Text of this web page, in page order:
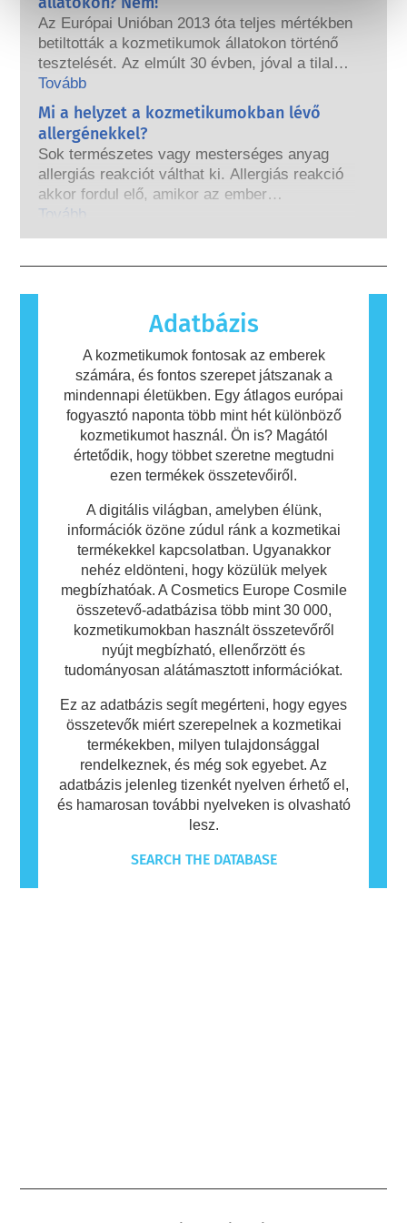
megzavarja endokrin rendszerünket. Sok
anyag, köztük a természetesek is,
utánozhatják a hormonok tulajdonságait, de
nagyon kevés ezek közt, többnyire az erős
gyógyszerek, melyeknél valaha is kimutatták,
hogy zavart okoznak az endokrin
rendszerben. A minősített, tudományos
szakértők által elvégzett szigorú
termékbiztonsági értékelések, amelyeket a
vállalatoknak törvényileg kötelesek elvégezni,
lefedik az összes lehetséges kockázatot,
Az Európai Unióban 2013 óta teljes mértékben
betiltották a kozmetikumok állatokon történő
tesztelését. Az elmúlt 30 évben, jóval a tilalom
hatályba lépése előtt, a kozmetikai és
testápolási ipar kutatásba és fejlesztésbe
fogott, hogy úttörő szerepet töltsön be az
állatkísérleti eszközök alternatíváinak
fejlesztésébe, hogy értékelhesse a kozmetikai
összetevők és termékek biztonságosságát.
Tovább
Mi a helyzet a kozmetikumokban lévő
allergénekkel?
Sok természetes vagy mesterséges anyag
allergiás reakciót válthat ki. Allergiás reakció
akkor fordul elő, amikor az ember
immunrendszere olyan anyagokra reagál,
tartalmazhatnak, amelyek egyes emberek
számára allergiát okozhatnak. Ez nem jelenti
azt, hogy a termék mások számára nem
biztonságos.
Tovább
Adatbázis
A kozmetikumok fontosak az emberek
számára, és fontos szerepet játszanak a
mindennapi életükben. Egy átlagos európai
fogyasztó naponta több mint hét különböző
kozmetikumot használ. Ön is? Magától
értetődik, hogy többet szeretne megtudni
ezen termékek összetevőiről.
A digitális világban, amelyben élünk,
információk özöne zúdul ránk a kozmetikai
termékekkel kapcsolatban. Ugyanakkor
nehéz eldönteni, hogy közülük melyek
megbízhatóak. A Cosmetics Europe Cosmile
összetevő-adatbázisa több mint 30 000,
kozmetikumokban használt összetevőről
nyújt megbízható, ellenőrzött és
tudományosan alátámasztott információkat.
Ez az adatbázis segít megérteni, hogy egyes
összetevők miért szerepelnek a kozmetikai
termékekben, milyen tulajdonsággal
rendelkeznek, és még sok egyebet. Az
adatbázis jelenleg tizenkét nyelven érhető el,
és hamarosan további nyelveken is olvasható
lesz.
SEARCH THE DATABASE